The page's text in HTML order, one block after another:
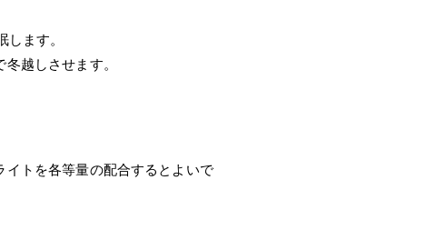
ます。
越しさせます。
イトを各等量の配合するとよいで